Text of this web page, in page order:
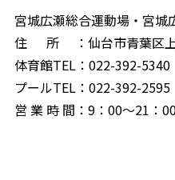
宮城広瀬総合運動場・宮城
住 所 ：仙台市青葉区上
体育館TEL：022-392-5340
プールTEL：022-392-2595
営 業 時 間：9：00～21：